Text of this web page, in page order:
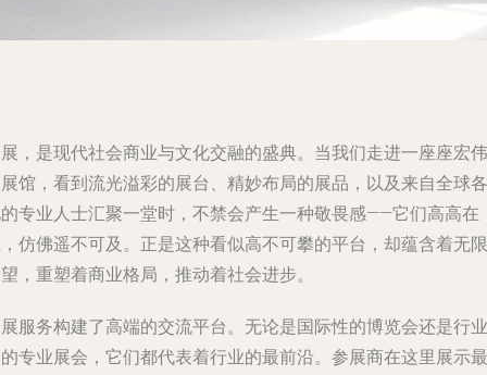
，是现代社会商业与文化交融的盛典。当我们走进一座座宏伟
馆，看到流光溢彩的展台、精妙布局的展品，以及来自全球各
专业人士汇聚一堂时，不禁会产生一种敬畏感——它们高高在
仿佛遥不可及。正是这种看似高不可攀的平台，却蕴含着无限
，重塑着商业格局，推动着社会进步。
服务构建了高端的交流平台。无论是国际性的博览会还是行业
专业展会，它们都代表着行业的最前沿。参展商在这里展示最